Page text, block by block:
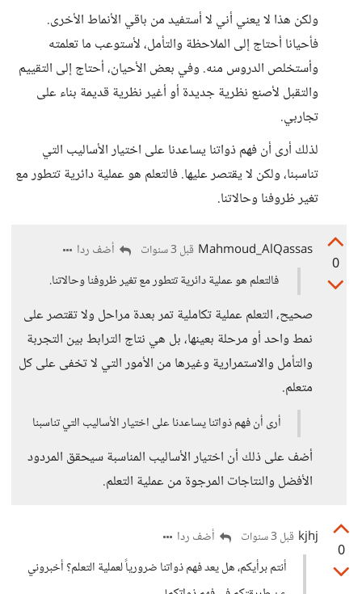
ولكن هذا لا يعني أني لا أستفيد من باقي الأنماط الأخرى.
فأحيانا أحتاج إلى الملاحظة والتأمل، لأستوعب ما تعلمته
وأستخلص الدروس منه. وفي بعض الأحيان، أحتاج إلى التقييم
والتقبل لأصنع نظرية جديدة أو أغير نظرية قديمة بناء على
تجاربي.
لذلك أرى أن فهم ذواتنا يساعدنا على اختيار الأساليب التي
تناسبنا، ولكن لا يقتصر عليها. فالتعلم هو عملية دائرية تتطور مع
تغير ظروفنا وحالاتنا.
0
Mahmoud_AlQassas قبل 3 سنوات
أضف ردا
فالتعلم هو عملية دائرية تتطور مع تغير ظروفنا وحالاتنا.
صحيح، التعلم عملية تكاملية تمر بعدة مراحل ولا تقتصر على
نمط واحد أو مرحلة بعينها، بل هي نتاج الترابط بين التجربة
والتأمل والاستمرارية وغيرها من الأمور التي لا تخفى على كل
متعلم.
أرى أن فهم ذواتنا يساعدنا على اختيار الأساليب التي تناسبنا
أضف على ذلك أن اختيار الأساليب المناسبة سيحقق المردود
الأفضل والنتاجات المرجوة من عملية التعلم.
0
kjhj قبل 3 سنوات
أضف ردا
أنتم برأيكم، هل يعد فهم ذواتنا ضرورياً لعملية التعلم؟ أخبروني